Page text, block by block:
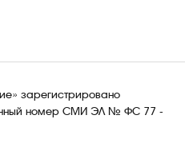
зарегистрировано
номер СМИ ЭЛ № ФС 77 -